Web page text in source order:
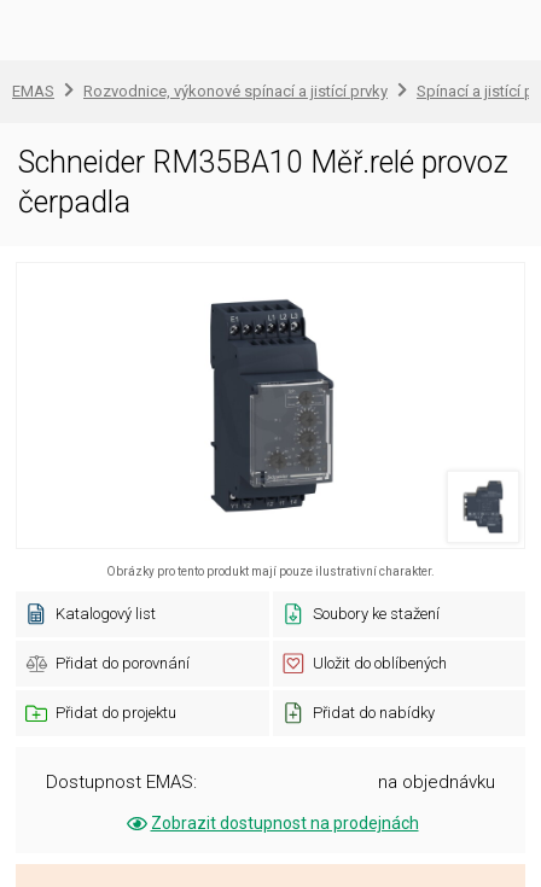
EMAS Rozvodnice, výkonové spínací a jistící prvky Spínací a jistící
Schneider RM35BA10 Měř.relé provoz
čerpadla
Obrázky pro tento produkt mají pouze ilustrativní charakter.
Katalogový list Soubory ke stažení
Přidat do porovnání Uložit do oblíbených
Přidat do projektu Přidat do nabídky
Dostupnost EMAS: na objednávku
Zobrazit dostupnost na prodejnách